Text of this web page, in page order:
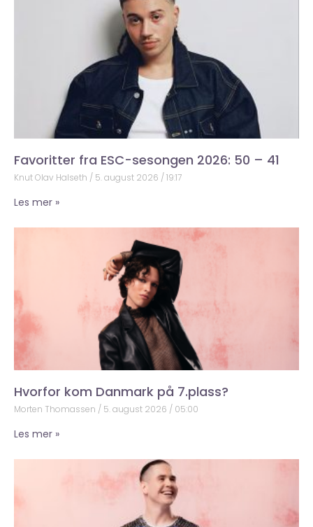
Favoritter fra ESC-sesongen 2026: 50 – 41
Knut Olav Halseth 5. august 2026 19:17
Les mer »
Hvorfor kom Danmark på 7.plass?
Morten Thomassen 5. august 2026 05:00
Les mer »